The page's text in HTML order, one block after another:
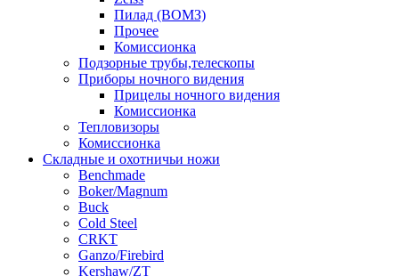
Пилад (ВОМЗ)
Прочее
Комиссионка
Подзорные трубы,телескопы
Приборы ночного видения
Прицелы ночного видения
Комиссионка
Тепловизоры
Комиссионка
Складные и охотничьи ножи
Benchmade
Boker/Magnum
Buck
Cold Steel
CRKT
Ganzo/Firebird
Kershaw/ZT